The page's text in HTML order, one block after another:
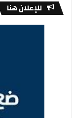
للإعلان هنا